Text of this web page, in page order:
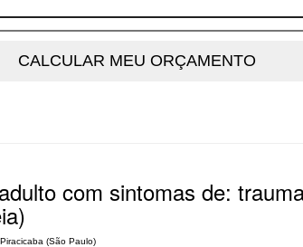
com sintomas de:
(São Paulo)